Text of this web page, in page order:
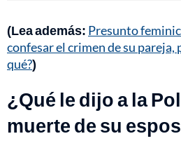
(Lea además: Presunto
confesar el crimen de su
qué?)
¿Qué le dijo a la
muerte de su